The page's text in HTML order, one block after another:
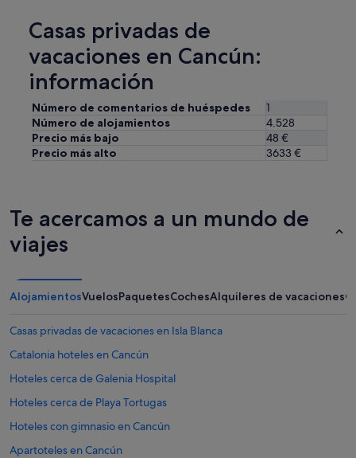
Casas privadas de
vacaciones en Cancún:
información
Número de comentarios de huéspedes
1
Número de alojamientos
4.528
Precio más bajo
48 €
Precio más alto
3633 €
Te acercamos a un mundo de
viajes
AlojamientosVuelosPaquetesCochesAlquileres de vacaciones
Casas privadas de vacaciones en Isla Blanca
Catalonia hoteles en Cancún
Hoteles cerca de Galenia Hospital
Hoteles cerca de Playa Tortugas
Hoteles con gimnasio en Cancún
Apartoteles en Cancún